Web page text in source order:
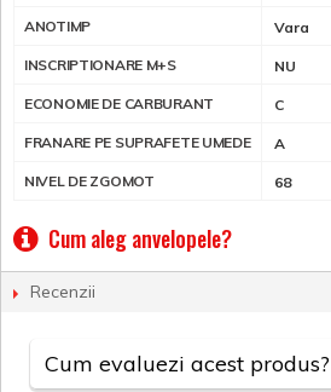
ANOTIMP Vara
INSCRIPTIONARE M+S NU
ECONOMIE DE CARBURANT C
FRANARE PE SUPRAFETE UMEDE A
NIVEL DE ZGOMOT 68
Cum aleg anvelopele?
Recenzii
Cum evaluezi acest produs?